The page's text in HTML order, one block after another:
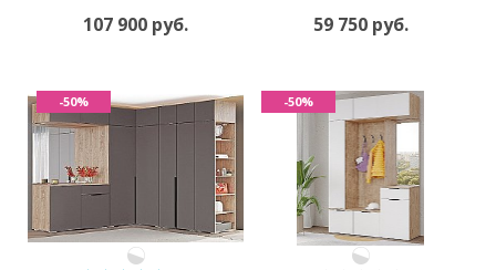
107 900 руб. 59 750 руб.
-50% -50%